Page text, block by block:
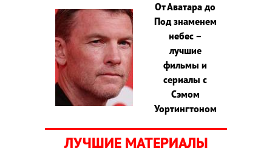
От Аватара до
Под знаменем
небес –
лучшие
фильмы и
сериалы с
Сэмом
Уортингтоном
ЛУЧШИЕ МАТЕРИАЛЫ